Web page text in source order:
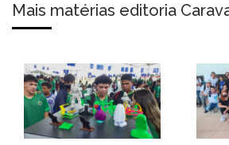
Mais matérias editoria